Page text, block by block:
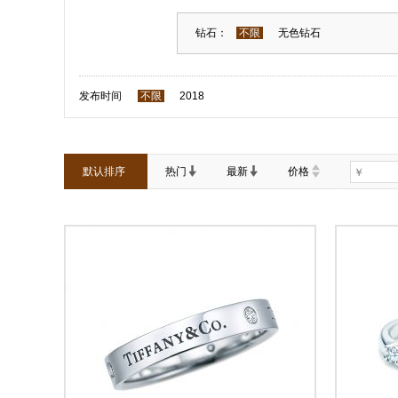
钻石： 不限 无色钻石
发布时间 不限 2018
默认排序 热门 最新 价格